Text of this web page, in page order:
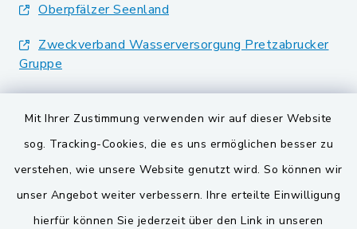
Mit Ihrer Zustimmung verwenden wir auf dieser Website
sog. Tracking-Cookies, die es uns ermöglichen besser zu
verstehen, wie unsere Website genutzt wird. So können wir
unser Angebot weiter verbessern. Ihre erteilte Einwilligung
hierfür können Sie jederzeit über den Link in unseren
Oberpfälzer Seenland
Zweckverband Wasserversorgung Pretzabrucker
Gruppe
Landkreis Schwandorf
VG und Gemeinden
Gemeinde Schwarzach bei Nabburg